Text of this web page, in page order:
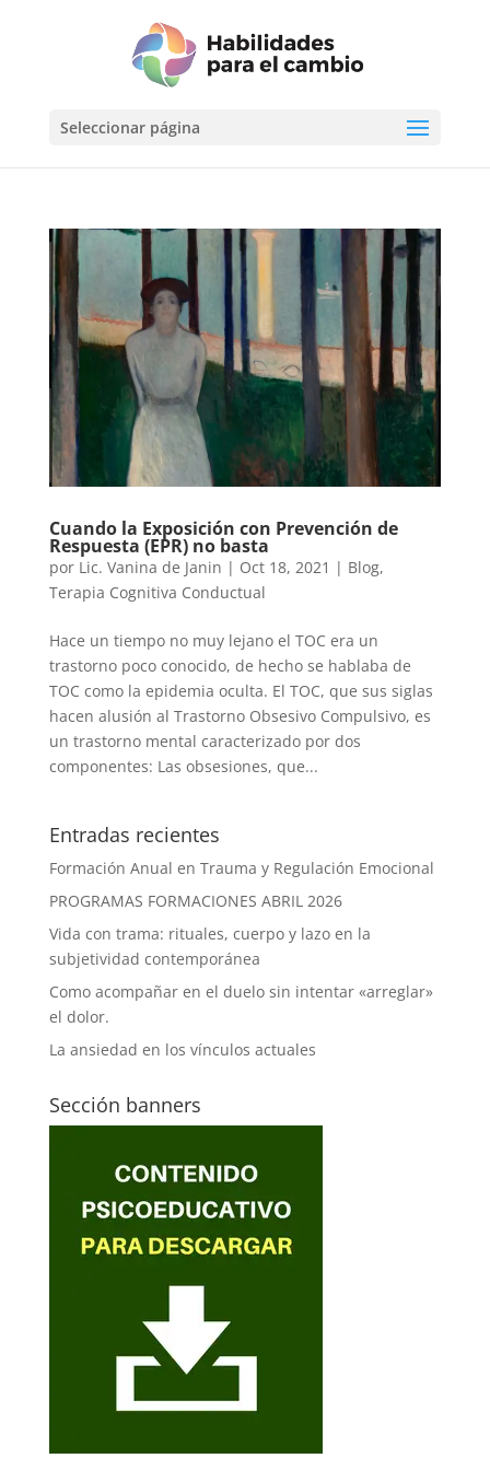
Seleccionar página
Cuando la Exposición con Prevención de
Respuesta (EPR) no basta
por Lic. Vanina de Janin | Oct 18, 2021 | Blog,
Terapia Cognitiva Conductual
Hace un tiempo no muy lejano el TOC era un
trastorno poco conocido, de hecho se hablaba de
TOC como la epidemia oculta. El TOC, que sus siglas
hacen alusión al Trastorno Obsesivo Compulsivo, es
un trastorno mental caracterizado por dos
componentes: Las obsesiones, que...
Entradas recientes
Formación Anual en Trauma y Regulación Emocional
PROGRAMAS FORMACIONES ABRIL 2026
Vida con trama: rituales, cuerpo y lazo en la
subjetividad contemporánea
Como acompañar en el duelo sin intentar «arreglar»
el dolor.
La ansiedad en los vínculos actuales
Sección banners